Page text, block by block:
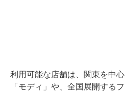
利用可能な店舗は、関東を中
「モディ」や、全国展開する